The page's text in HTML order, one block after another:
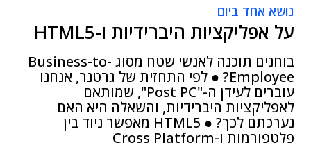
נושא אחד ביום
על אפליקציות היברידיות ו-HTML5
בוחנים תוכנה לאנשי שטח מסוג Business-to-
Employee? ● לפי התחזית של גרטנר, אנחנו
עוברים לעידן ה-"Post PC", שמותאם
לאפליקציות היברידיות, והשאלה היא האם
נערכתם לכך? ● HTML5 מאפשר ניוד בין
פלטפורמות ו-Cross Platform